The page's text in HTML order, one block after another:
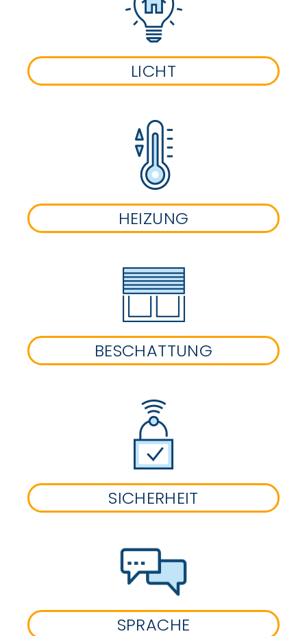
LICHT
HEIZUNG
BESCHATTUNG
SICHERHEIT
SPRACHE